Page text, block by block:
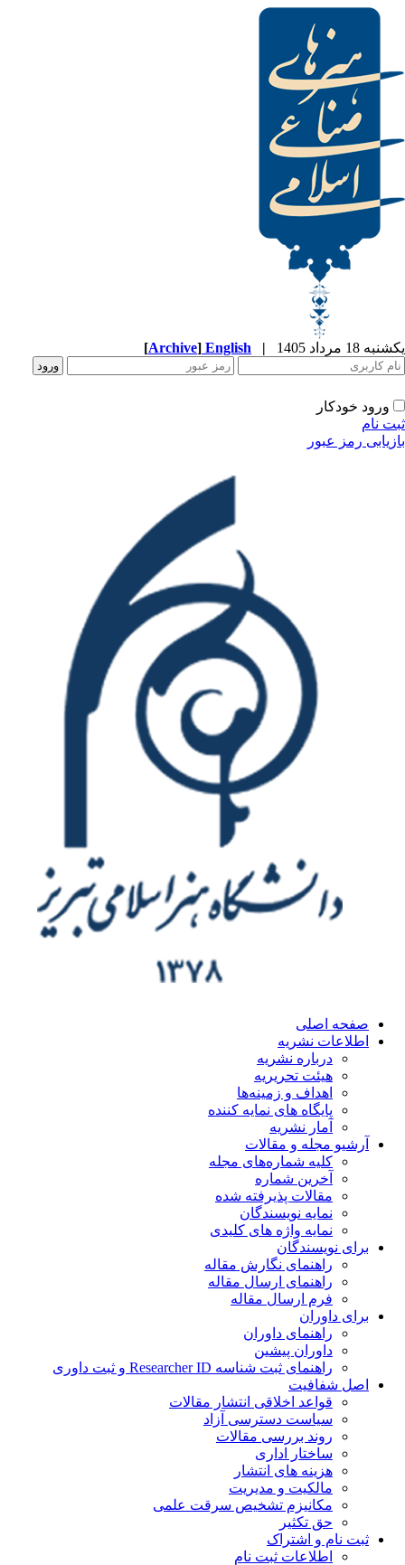
|
English
[ Archive
عبور
اصلی
نشریه
درباره نشریه
هیئت تحریریه
اهداف و زمینه‌ها
پایگاه های نمایه کننده
آمار نشریه
مجله و مقالات
کلیه شماره‌های مجله
آخرین شماره
مقالات پذیرفته شده
نمایه نویسندگان
نمایه واژه های کلیدی
نویسندگان
راهنمای نگارش مقاله
راهنمای ارسال مقاله
فرم ارسال مقاله
داوران
راهنمای داوران
داوران پیشین
راهنمای ثبت شناسه Researcher ID و ثبت داوری
شفافیت
قواعد اخلاقی انتشار مقالات
سیاست دسترسی آزاد
روند بررسی مقالات
ساختار اداری
هزینه های انتشار
مالکیت و مدیریت
ﻣﮑﺎﻧﯿﺰم ﺗﺸﺨﯿﺺ ﺳﺮﻗﺖ ﻋﻠﻤﯽ
حق تکثیر
نام و اشتراک
اطلاعات ثبت نام